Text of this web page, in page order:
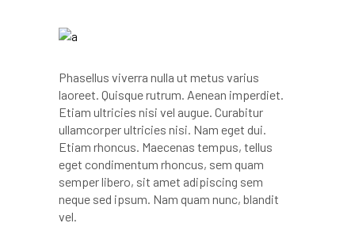
Phasellus viverra nulla ut metus varius
laoreet. Quisque rutrum. Aenean imperdiet.
Etiam ultricies nisi vel augue. Curabitur
ullamcorper ultricies nisi. Nam eget dui.
Etiam rhoncus. Maecenas tempus, tellus
eget condimentum rhoncus, sem quam
semper libero, sit amet adipiscing sem
neque sed ipsum. Nam quam nunc, blandit
vel.